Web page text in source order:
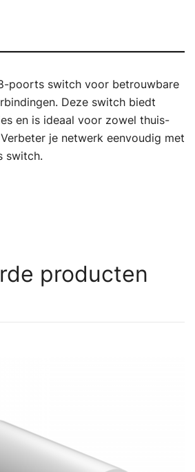
poorts switch voor betrouwbare
Deze switch biedt
en is ideaal voor zowel thuis-
je netwerk eenvoudig met
switch.
producten